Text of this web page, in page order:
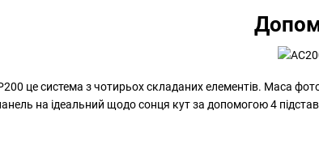
це система з чотирьох складаних елементів. Маса
на ідеальний щодо сонця кут за допомогою 4